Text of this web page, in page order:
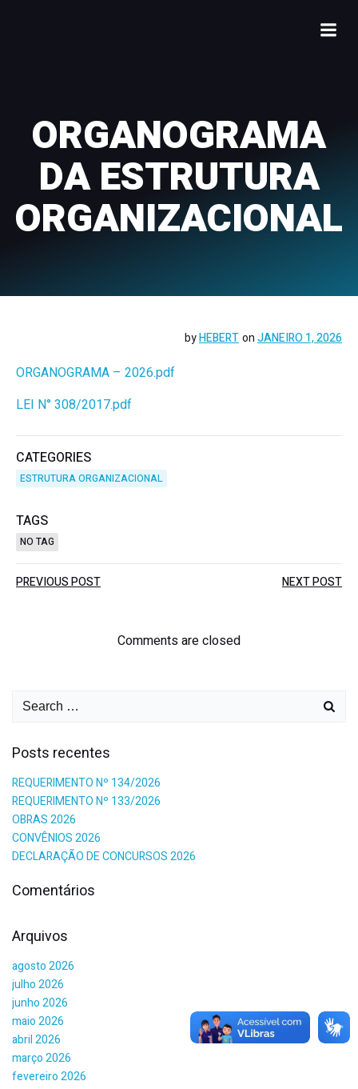
ORGANOGRAMA
DA ESTRUTURA
ORGANIZACIONAL
byHEBERTonJANEIRO 1, 2026
ORGANOGRAMA – 2026.pdf
LEI N° 308/2017.pdf
CATEGORIES
ESTRUTURA ORGANIZACIONAL
TAGS
NO TAG
PREVIOUS POST NEXT POST
Comments are closed
Posts recentes
REQUERIMENTO Nº 134/2026
REQUERIMENTO Nº 133/2026
OBRAS 2026
CONVÊNIOS 2026
DECLARAÇÃO DE CONCURSOS 2026
Comentários
Arquivos
agosto 2026
julho 2026
junho 2026
maio 2026
abril 2026
março 2026
fevereiro 2026